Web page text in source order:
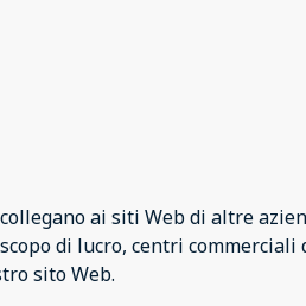
ai siti Web di altre
di lucro, centri commerciali
sito Web.